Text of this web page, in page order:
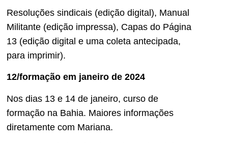
Resoluções sindicais (edição digital), Manual
Militante (edição impressa), Capas do Página
13 (edição digital e uma coleta antecipada,
para imprimir).
12/formação em janeiro de 2024
Nos dias 13 e 14 de janeiro, curso de
formação na Bahia. Maiores informações
diretamente com Mariana.